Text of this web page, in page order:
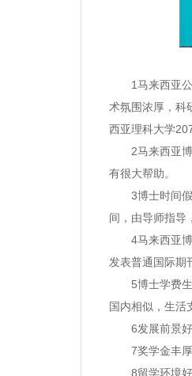
1马来西亚公
术氛围浓厚，科
西亚理科大学
2马来西亚博
有很大帮助。
3博士时间假
间，由导师指导
4马来西亚博
发表普通国际期
5博士学费生
国内相似，生活
6发展前景好
7奖学金丰厚
8留学环境好